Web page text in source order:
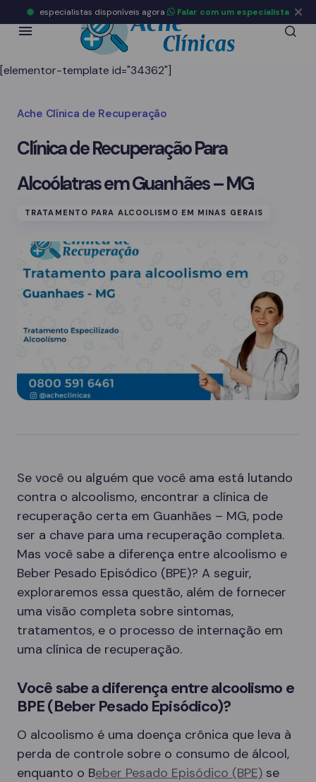
[elementor-template id="34362"]
Ache Clínica de Recuperação
Clínica de Recuperação Para
Alcoólatras em Guanhães – MG
TRATAMENTO PARA ALCOOLISMO EM MINAS GERAIS
Se você ou alguém que você ama está lutando
contra o alcoolismo, encontrar a clínica de
recuperação certa em Guanhães – MG, pode
ser a chave para uma recuperação completa.
Mas você sabe a diferença entre alcoolismo e
Beber Pesado Episódico (BPE)? A seguir,
exploraremos essa questão, além de fornecer
uma visão completa sobre sintomas,
tratamentos, e o processo de internação em
uma clínica de recuperação.
Você sabe a diferença entre alcoolismo e
BPE (Beber Pesado Episódico)?
O alcoolismo é uma doença crônica que leva à
perda de controle sobre o consumo de álcool,
enquanto o Beber Pesado Episódico (BPE) se
especialistas disponíveis agora Falar com um especialista